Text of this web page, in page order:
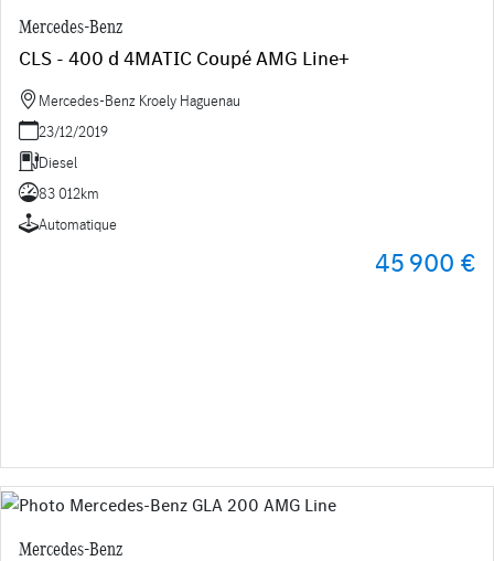
Mercedes-Benz
CLS - 400 d 4MATIC Coupé AMG Line+
Mercedes-Benz Kroely Haguenau
23/12/2019
Diesel
83 012km
Automatique
45 900 €
Mercedes-Benz